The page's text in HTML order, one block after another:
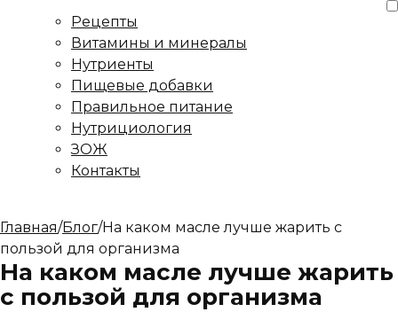
Рецепты
Витамины и минералы
Нутриенты
Пищевые добавки
Правильное питание
Нутрициология
ЗОЖ
Контакты
Главная/Блог/На каком масле лучше жарить с
пользой для организма
На каком масле лучше жарить
с пользой для организма